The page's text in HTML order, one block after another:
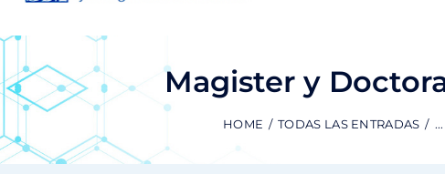
Magister y
HOME TODAS LAS ENTRADAS ...